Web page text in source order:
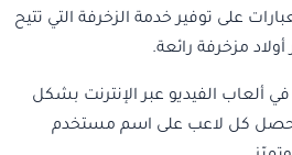
على توفير خدمة الزخرفة التي تتيح
مزخرفة رائعة.
ألعاب الفيديو عبر الإنترنت بشكل
يحصل كل لاعب على اسم مستخدم